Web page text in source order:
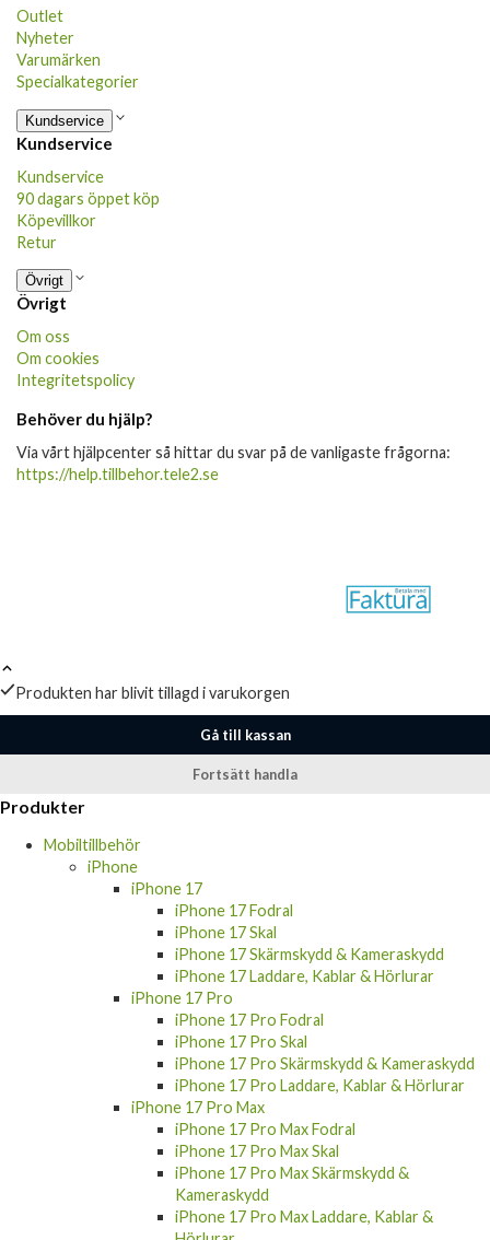
Outlet
Nyheter
Varumärken
Specialkategorier
Kundservice
Kundservice
Kundservice
90 dagars öppet köp
Köpevillkor
Retur
Övrigt
Övrigt
Om oss
Om cookies
Integritetspolicy
Behöver du hjälp?
Via vårt hjälpcenter så hittar du svar på de vanligaste frågorna:
https://help.tillbehor.tele2.se
Produkten har blivit tillagd i varukorgen
Gå till kassan
Fortsätt handla
Produkter
Mobiltillbehör
iPhone
iPhone 17
iPhone 17 Fodral
iPhone 17 Skal
iPhone 17 Skärmskydd & Kameraskydd
iPhone 17 Laddare, Kablar & Hörlurar
iPhone 17 Pro
iPhone 17 Pro Fodral
iPhone 17 Pro Skal
iPhone 17 Pro Skärmskydd & Kameraskydd
iPhone 17 Pro Laddare, Kablar & Hörlurar
iPhone 17 Pro Max
iPhone 17 Pro Max Fodral
iPhone 17 Pro Max Skal
iPhone 17 Pro Max Skärmskydd &
Kameraskydd
iPhone 17 Pro Max Laddare, Kablar &